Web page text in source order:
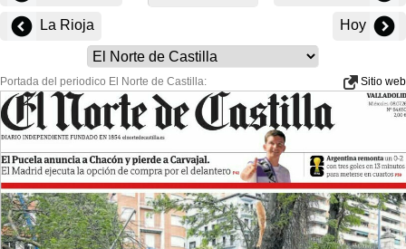
La Rioja Hoy
Portada del periodico El Norte de Castilla: Sitio web